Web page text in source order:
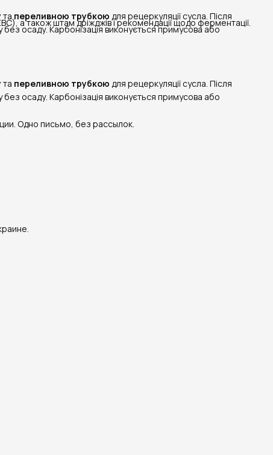
тапереливною трубкою для рецеркуляції сусла. Після
осаду. Карбонізація виконується примусова або
а також штам дріжджів і рекомендації щодо ферментації.
та переливною трубкою для рецеркуляції сусла. Після
осаду. Карбонізація виконується примусова або
Одно письмо, без рассылок.